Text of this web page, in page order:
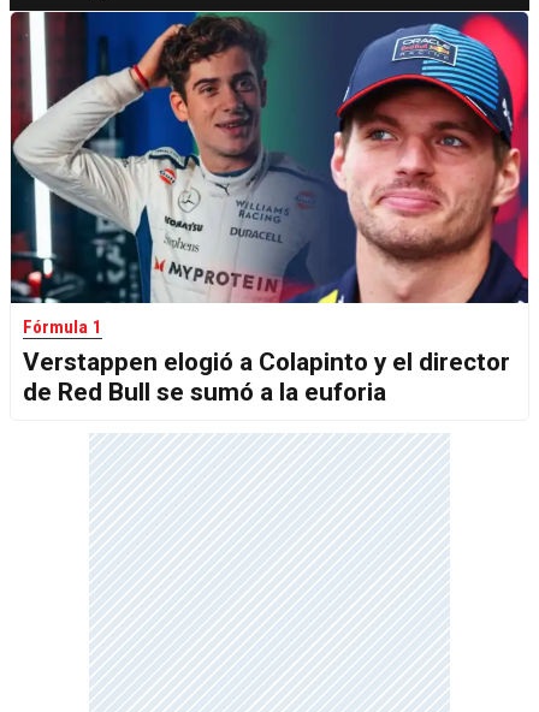
Fórmula 1
Verstappen elogió a Colapinto y el director
de Red Bull se sumó a la euforia